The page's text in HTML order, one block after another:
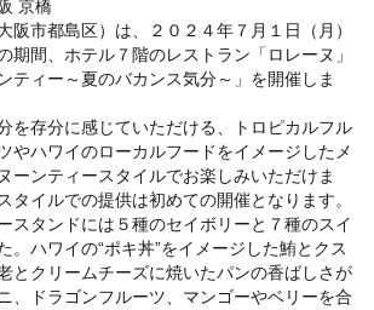
京橋
阪市都島区）は、２０２４年７月１日（月）
期間、ホテル７階のレストラン「ロレーヌ」
ティー～夏のバカンス気分～」を開催しま
を存分に感じていただける、トロピカルフル
やハワイのローカルフードをイメージしたメ
ーンティースタイルでお楽しみいただけま
タイルでの提供は初めての開催となります。
スタンドには５種のセイボリーと７種のスイ
。ハワイの“ポキ丼”をイメージした鮪とクス
とクリームチーズに焼いたパンの香ばしさが
、ドラゴンフルーツ、マンゴーやベリーを合